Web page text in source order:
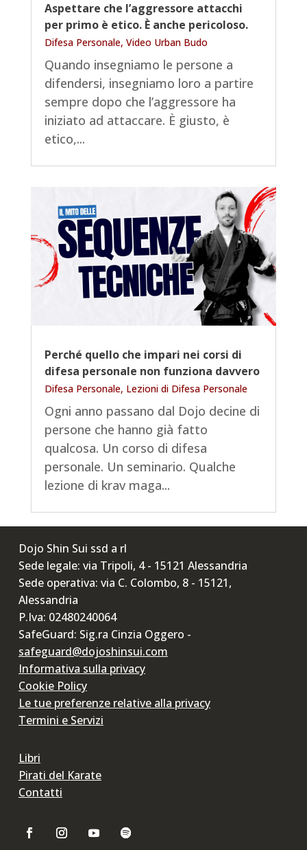
Aspettare che l’aggressore attacchi
per primo è etico. È anche pericoloso.
Difesa Personale, Video Urban Budo
Quando insegniamo le persone a
difendersi, insegniamo loro a partire
sempre dopo che l’aggressore ha
iniziato ad attaccare. È giusto, è
etico,...
Perché quello che impari nei corsi di
difesa personale non funziona davvero
Difesa Personale, Lezioni di Difesa Personale
Ogni anno passano dal Dojo decine di
persone che hanno già fatto
qualcosa. Un corso di difesa
personale. Un seminario. Qualche
lezione di krav maga...
Dojo Shin Sui ssd a rl
Sede legale: via Tripoli, 4 - 15121 Alessandria
Sede operativa: via C. Colombo, 8 - 15121,
Alessandria
P.Iva: 02480240064
SafeGuard: Sig.ra Cinzia Oggero -
safeguard@dojoshinsui.com
Informativa sulla privacy
Cookie Policy
Le tue preferenze relative alla privacy
Termini e Servizi
Libri
Pirati del Karate
Contatti